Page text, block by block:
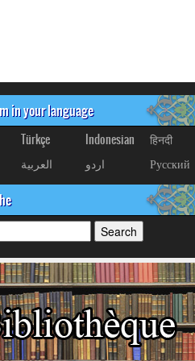
in your language
Türkçe Indonesian
हिनदी
العربیة
اردو Русский